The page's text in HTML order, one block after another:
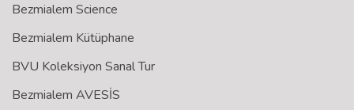
Bezmialem Science
Bezmialem Kütüphane
BVU Koleksiyon Sanal Tur
Bezmialem AVESİS